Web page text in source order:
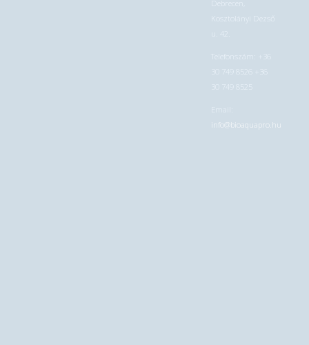
Kosztolányi Dezső
u. 42.
Telefonszám: +36
30 749 8526 +36
30 749 8525
Email:
info@bioaquapro.hu